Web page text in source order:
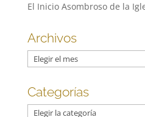
El Inicio Asombroso de la
Archivos
Archivos
Categorías
Categorías